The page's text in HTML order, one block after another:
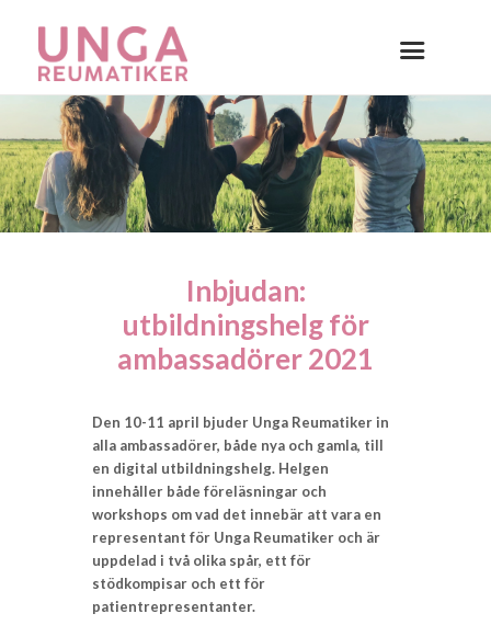
Inbjudan:
utbildningshelg för
ambassadörer 2021
Den 10-11 april bjuder Unga Reumatiker in
alla ambassadörer, både nya och gamla, till
en digital utbildningshelg. Helgen
innehåller både föreläsningar och
workshops om vad det innebär att vara en
representant för Unga Reumatiker och är
uppdelad i två olika spår, ett för
stödkompisar och ett för
patientrepresentanter.